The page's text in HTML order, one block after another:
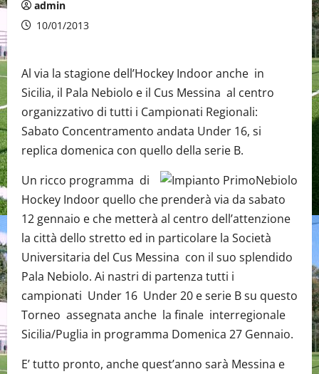
admin
10/01/2013
Al via la stagione dell’Hockey Indoor anche in
Sicilia, il Pala Nebiolo e il Cus Messina al centro
organizzativo di tutti i Campionati Regionali:
Sabato Concentramento andata Under 16, si
replica domenica con quello della serie B.
Un ricco programma di
Hockey Indoor quello che prenderà via da sabato
12 gennaio e che metterà al centro dell’attenzione
la città dello stretto ed in particolare la Società
Universitaria del Cus Messina con il suo splendido
Pala Nebiolo. Ai nastri di partenza tutti i
campionati Under 16 Under 20 e serie B su questo
Torneo assegnata anche la finale interregionale
Sicilia/Puglia in programma Domenica 27 Gennaio.
E’ tutto pronto, anche quest’anno sarà Messina e